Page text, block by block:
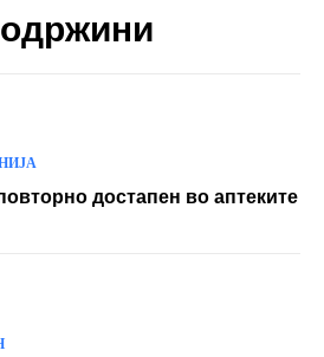
достапен во аптеките